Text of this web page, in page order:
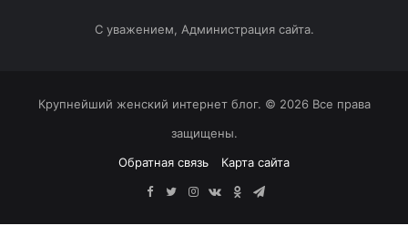
Методика Кабат-Зинна допускает любую удобную
Когда появятся первые результаты?
С уважением, Администрация сайта.
Крупнейший женский интернет блог. © 2026 Все права
защищены.
Обратная связь
Карта сайта
Facebook
TwitterInstagram
vk.comОдноклассники
Telegram